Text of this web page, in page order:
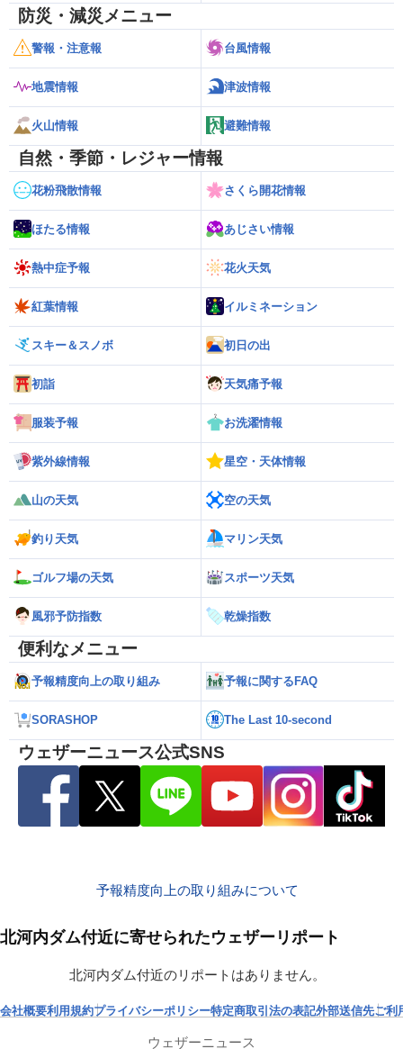
防災・減災メニュー
警報・注意報 台風情報
地震情報 津波情報
火山情報 避難情報
自然・季節・レジャー情報
花粉飛散情報 さくら開花情報
ほたる情報 あじさい情報
熱中症予報 花火天気
紅葉情報 イルミネーション
スキー＆スノボ 初日の出
初詣 天気痛予報
服装予報 お洗濯情報
紫外線情報 星空・天体情報
山の天気 空の天気
釣り天気 マリン天気
ゴルフ場の天気 スポーツ天気
風邪予防指数 乾燥指数
便利なメニュー
予報精度向上の取り組み 予報に関するFAQ
SORASHOP The Last 10-second
ウェザーニュース公式SNS
予報精度向上の取り組みについて
北河内ダム付近に寄せられたウェザーリポート
北河内ダム付近のリポートはありません。
会社概要利用規約プライバシーポリシー特定商取引法の表記外部送信先ご利
ウェザーニュース